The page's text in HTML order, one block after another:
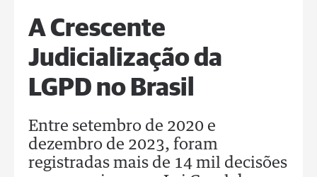
A Crescente
Judicialização da
LGPD no Brasil
Entre setembro de 2020 e
dezembro de 2023, foram
registradas mais de 14 mil decisões